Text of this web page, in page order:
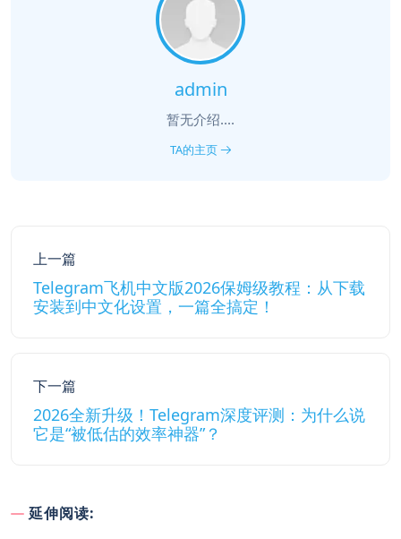
admin
暂无介绍....
TA的主页
上一篇
Telegram飞机中文版2026保姆级教程：从下载
安装到中文化设置，一篇全搞定！
下一篇
2026全新升级！Telegram深度评测：为什么说
它是“被低估的效率神器”？
延伸阅读: